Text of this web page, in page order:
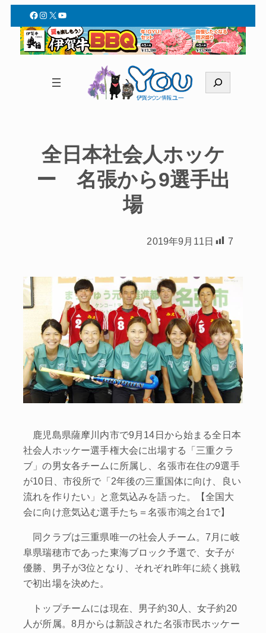
Facebook
Instagram
X YouTube
索
全日本社会人ホッケ
ー 名張から9選手出
場
2019年9月11日 7
鹿児島県薩摩川内市で9月14日から始まる全日本
社会人ホッケー選手権大会に出場する「三重クラ
ブ」の男女各チームに所属し、名張市在住の9選手
が10日、市役所で「2年後の三重国体に向け、良い
流れを作りたい」と意気込みを語った。【全国大
会に向け意気込む選手たち＝名張市鴻之台1で】
同クラブは三重県唯一の社会人チーム。7月に岐
阜県瑞穂市であった東海ブロック予選で、女子が
優勝、男子が3位となり、それぞれ昨年に続く挑戦
で初出場を決めた。
トップチームには現在、男子約30人、女子約20
人が所属。8月からは新設された名張市民ホッケー